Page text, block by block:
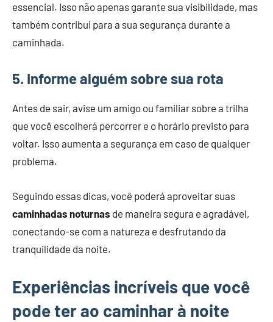
essencial. Isso não apenas garante sua visibilidade, mas
também contribui para a sua segurança durante a
caminhada.
5. Informe alguém sobre sua rota
Antes de sair, avise um amigo ou familiar sobre a trilha
que você escolherá percorrer e o horário previsto para
voltar. Isso aumenta a segurança em caso de qualquer
problema.
Seguindo essas dicas, você poderá aproveitar suas
caminhadas noturnas de maneira segura e agradável,
conectando-se com a natureza e desfrutando da
tranquilidade da noite.
Experiências incríveis que você
pode ter ao caminhar à noite